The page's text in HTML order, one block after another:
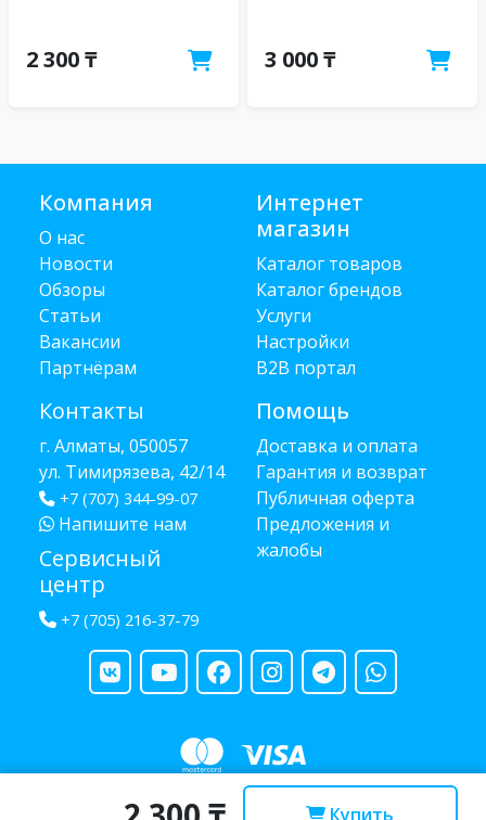
Купить
2 300 ₸ 3 000 ₸
Компания
О нас
Новости
Обзоры
Статьи
Вакансии
Партнёрам
Контакты
г. Алматы, 050057
ул. Тимирязева, 42/14
+7 (707) 344-99-07
Напишите нам
Сервисный
центр
+7 (705) 216-37-79
Интернет
магазин
Каталог товаров
Каталог брендов
Услуги
Настройки
B2B портал
Помощь
Доставка и оплата
Гарантия и возврат
Публичная оферта
Предложения и
жалобы
Copyright © 2013 - 2026 RUBA - разработаноwebula.kz